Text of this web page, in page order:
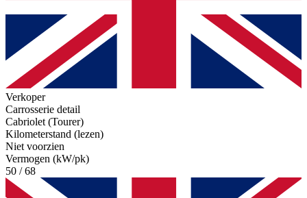
Verkoper
Carrosserie detail
Cabriolet (Tourer)
Kilometerstand (lezen)
Niet voorzien
Vermogen (kW/pk)
50 / 68